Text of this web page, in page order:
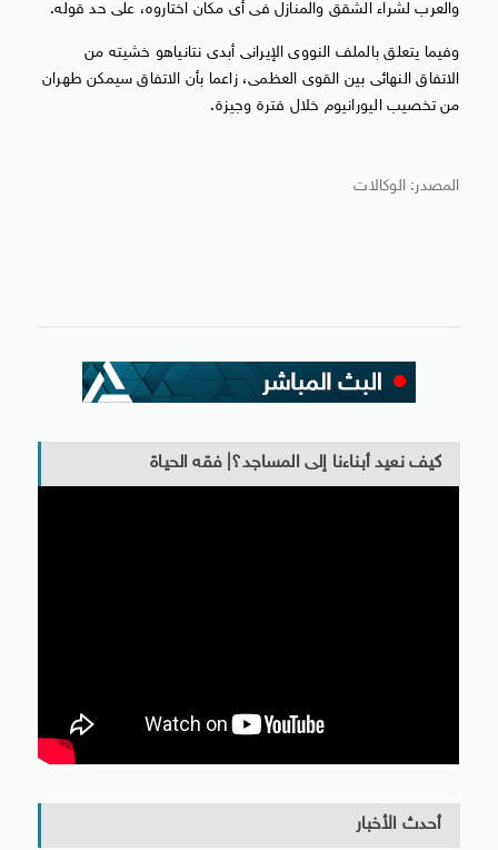
والعرب لشراء الشقق والمنازل فى أى مكان اختاروه، على حد قوله.
وفيما يتعلق بالملف النووى الإيرانى أبدى نتانياهو خشيته من
الاتفاق النهائى بين القوى العظمى، زاعما بأن الاتفاق سيمكن طهران
من تخصيب اليورانيوم خلال فترة وجيزة.
المصدر: الوكالات
كيف نعيد أبناءنا إلى المساجد؟| فقه الحياة
أحدث الأخبار